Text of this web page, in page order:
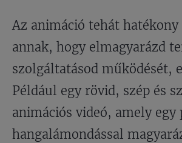
Az animáció tehát
annak, hogy elmagyarázd
szolgáltatásod működését,
Például egy rövid, szép és
animációs videó, amely egy
hangalámondással